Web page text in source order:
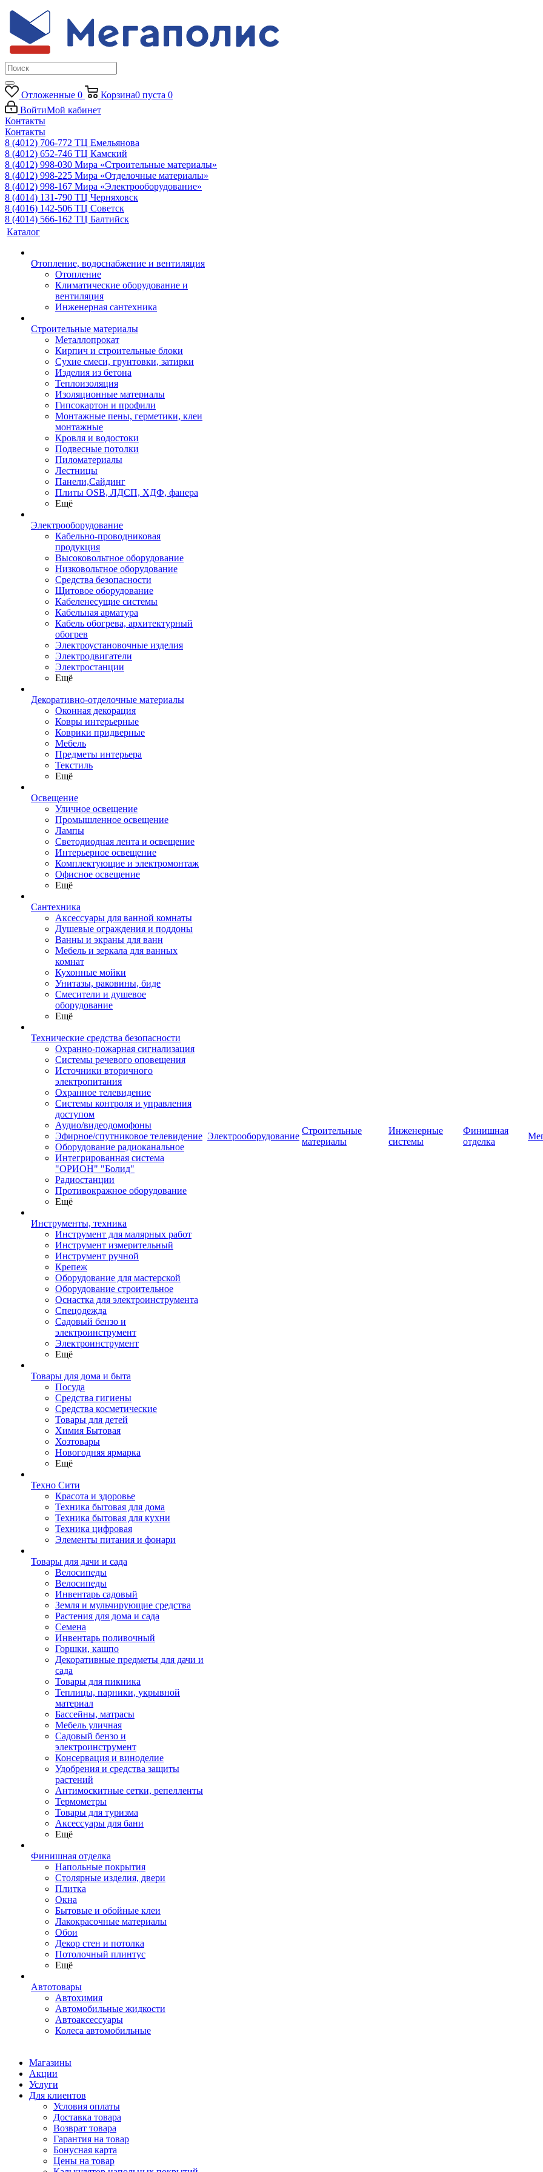
Отложенные 0 Корзина0 пуста 0
ВойтиМой кабинет
Контакты
Контакты
8 (4012) 706-772 ТЦ Емельянова
8 (4012) 652-746 ТЦ Камский
8 (4012) 998-030 Мира «Строительные материалы»
8 (4012) 998-225 Мира «Отделочные материалы»
8 (4012) 998-167 Мира «Электрооборудование»
8 (4014) 131-790 ТЦ Черняховск
8 (4016) 142-506 ТЦ Советск
8 (4014) 566-162 ТЦ Балтийск
Каталог
Отопление, водоснабжение и вентиляция
Отопление
Климатические оборудование и
вентиляция
Инженерная сантехника
Строительные материалы
Металлопрокат
Кирпич и строительные блоки
Сухие смеси, грунтовки, затирки
Изделия из бетона
Теплоизоляция
Изоляционные материалы
Гипсокартон и профили
Монтажные пены, герметики, клеи
монтажные
Кровля и водостоки
Подвесные потолки
Пиломатериалы
Лестницы
Панели,Сайдинг
Плиты OSB, ЛДСП, ХДФ, фанера
Ещё
Электрооборудование
Кабельно-проводниковая
продукция
Высоковольтное оборудование
Низковольтное оборудование
Средства безопасности
Щитовое оборудование
Кабеленесущие системы
Кабельная арматура
Кабель обогрева, архитектурный
обогрев
Электроустановочные изделия
Электродвигатели
Электростанции
Ещё
Декоративно-отделочные материалы
Оконная декорация
Ковры интерьерные
Коврики придверные
Мебель
Предметы интерьера
Текстиль
Ещё
Освещение
Уличное освещение
Промышленное освещение
Лампы
Светодиодная лента и освещение
Интерьерное освещение
Комплектующие и электромонтаж
Офисное освещение
Ещё
Сантехника
Аксессуары для ванной комнаты
Душевые ограждения и поддоны
Ванны и экраны для ванн
Мебель и зеркала для ванных
комнат
Кухонные мойки
Унитазы, раковины, биде
Смесители и душевое
оборудование
Ещё
Технические средства безопасности
Охранно-пожарная сигнализация
Системы речевого оповещения
Источники вторичного
электропитания
Охранное телевидение
Системы контроля и управления
доступом
Аудио/видеодомофоны
Эфирное/спутниковое телевидение
Оборудование радиоканальное
Интегрированная система
"ОРИОН" "Болид"
Радиостанции
Противокражное оборудование
Ещё
Инструменты, техника
Инструмент для малярных работ
Инструмент измерительный
Инструмент ручной
Крепеж
Оборудование для мастерской
Оборудование строительное
Оснастка для электроинструмента
Спецодежда
Садовый бензо и
электроинструмент
Электроинструмент
Ещё
Товары для дома и быта
Посуда
Средства гигиены
Средства косметические
Товары для детей
Химия Бытовая
Хозтовары
Новогодняя ярмарка
Ещё
Техно Сити
Красота и здоровье
Техника бытовая для дома
Техника бытовая для кухни
Техника цифровая
Элементы питания и фонари
Товары для дачи и сада
Велосипеды
Велосипеды
Инвентарь садовый
Земля и мульчирующие средства
Растения для дома и сада
Семена
Инвентарь поливочный
Горшки, кашпо
Декоративные предметы для дачи и
сада
Товары для пикника
Теплицы, парники, укрывной
материал
Бассейны, матрасы
Мебель уличная
Садовый бензо и
электроинструмент
Консервация и виноделие
Удобрения и средства защиты
растений
Антимоскитные сетки, репелленты
Термометры
Товары для туризма
Аксессуары для бани
Ещё
Финишная отделка
Напольные покрытия
Столярные изделия, двери
Плитка
Окна
Бытовые и обойные клеи
Лакокрасочные материалы
Обои
Декор стен и потолка
Потолочный плинтус
Ещё
Автотовары
Автохимия
Автомобильные жидкости
Автоаксессуары
Колеса автомобильные
Электрооборудование
Строительные
материалы
Инженерные
системы
Финишная
отделка
Магазины
Акции
Услуги
Для клиентов
Условия оплаты
Доставка товара
Возврат товара
Гарантия на товар
Бонусная карта
Цены на товар